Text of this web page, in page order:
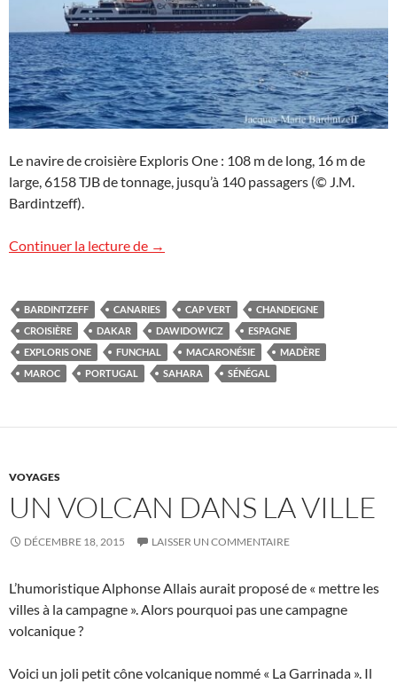
Le navire de croisière Exploris One : 108 m de long, 16 m de
large, 6158 TJB de tonnage, jusqu’à 140 passagers (© J.M.
Bardintzeff).
Continuer la lecture de Une croisière de Dakar à Funchal
→
BARDINTZEFF CANARIES CAP VERT
CHANDEIGNE
CROISIÈRE
DAKAR DAWIDOWICZ
ESPAGNE
EXPLORIS ONE
FUNCHAL MACARONÉSIE
MADÈRE
MAROC
PORTUGAL SAHARA SÉNÉGAL
VOYAGES
UN VOLCAN DANS LA VILLE
DÉCEMBRE 18, 2015 LAISSER UN COMMENTAIRE
L’humoristique Alphonse Allais aurait proposé de « mettre les
villes à la campagne ». Alors pourquoi pas une campagne
volcanique ?
Voici un joli petit cône volcanique nommé « La Garrinada ». Il